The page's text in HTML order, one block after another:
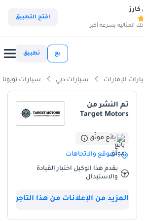
المثالية بسرعة أكبر
افتح التطبيق
بع تطبيق
الإمارات سيارات دبي سيارات تويوتا
تم النشر من
Target Motors
بائع موثّق
الموقع والاتجاهات
يقدم هذا الوكيل اختبار القيادة
والاستبدال
المزيد من الإعلانات من هذا التاجر
في الفئة
والاعتمادية المطلقة في منطقة الخليج،
بين الإرث التاريخي والتحسينات الميكانيكية